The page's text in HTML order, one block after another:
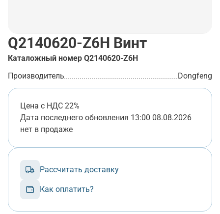
Q2140620-Z6H Винт
Каталожный номер Q2140620-Z6H
Производитель
Dongfeng
Цена с НДС 22%
Дата последнего обновления 13:00 08.08.2026
нет в продаже
Рассчитать доставку
Как оплатить?